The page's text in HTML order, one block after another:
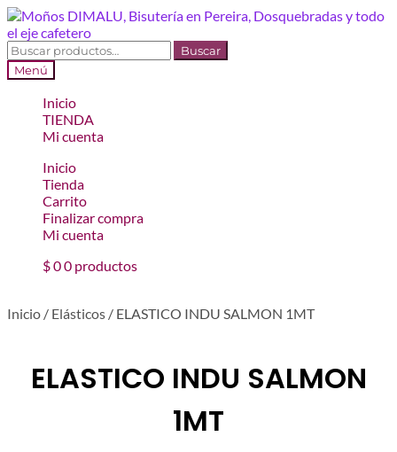
Ir
a
la
navegación
Ir
al
contenido
Buscar
por:
Buscar
Menú
Inicio
TIENDA
Mi cuenta
Inicio
Tienda
Carrito
Finalizar compra
Mi cuenta
$00 productos
Inicio / Elásticos / ELASTICO INDU SALMON 1MT
ELASTICO INDU SALMON
1MT